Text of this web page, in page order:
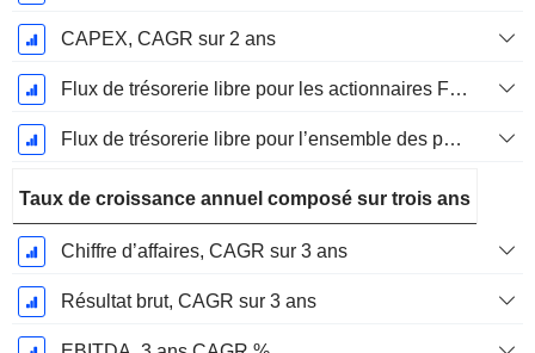
CAPEX, CAGR sur 2 ans
Flux de trésorerie libre pour les actionnaires FCFE, CAGR sur 2 ans
Flux de trésorerie libre pour l’ensemble des pourvoyeurs de fonds (créanciers et actionnaires) FCFF, CAGR sur 2 ans
Taux de croissance annuel composé sur trois ans
Chiffre d’affaires, CAGR sur 3 ans
Résultat brut, CAGR sur 3 ans